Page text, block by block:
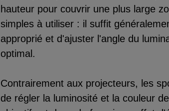
hauteur pour couvrir une plus large
simples à utiliser : il suffit
approprié et d'ajuster l'angle du
optimal.
Contrairement aux projecteurs, les
de régler la luminosité et la couleur